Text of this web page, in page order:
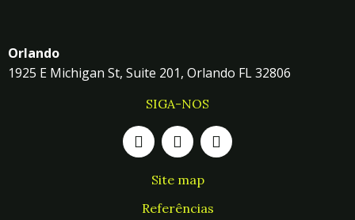
Orlando
1925 E Michigan St, Suite 201, Orlando FL 32806
SIGA-NOS
Site map
Referências